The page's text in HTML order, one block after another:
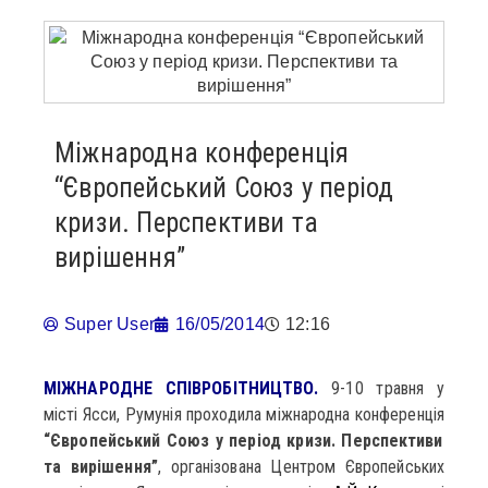
Міжнародна конференція
“Європейський Союз у період
кризи. Перспективи та
вирішення”
Super User 16/05/2014 12:16
МІЖНАРОДНЕ СПІВРОБІТНИЦТВО. 9-10 травня у
місті Ясси, Румунія проходила міжнародна конференція
“Європейський Союз у період кризи. Перспективи
та вирішення”, організована Центром Європейських